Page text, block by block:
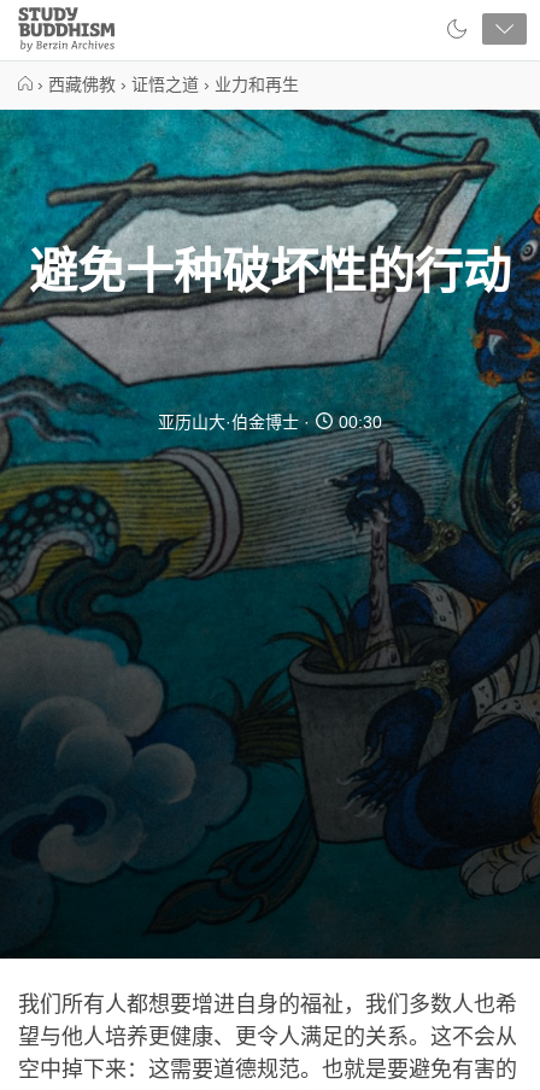
Close
Study
Buddhism
› 西藏佛教 › 证悟之道 › 业力和再生
避免十种破坏性的行动
亚历山大·伯金博士 00:30
我们所有人都想要增进自身的福祉，我们多数人也希
望与他人培养更健康、更令人满足的关系。这不会从
空中掉下来：这需要道德规范。也就是要避免有害的